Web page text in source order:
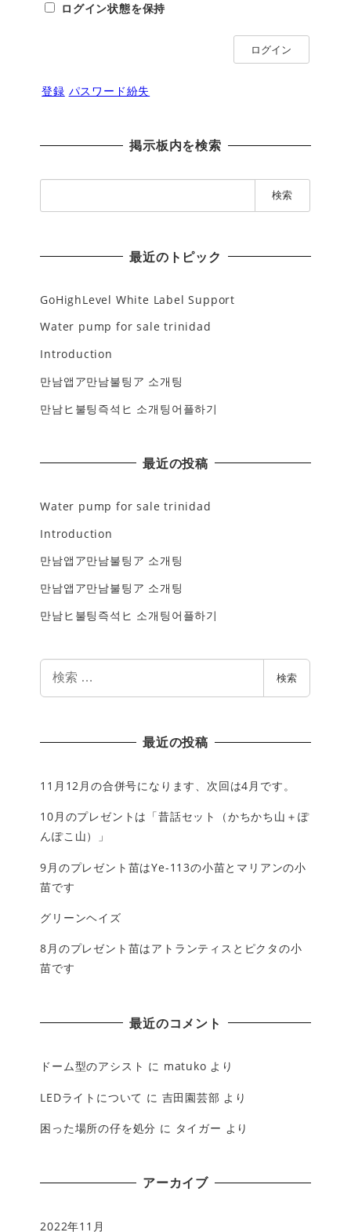
ログイン状態を保持
ログイン
登録 パスワード紛失
掲示板内を検索
索
最近のトピック
GoHighLevel White Label Support
Water pump for sale trinidad
Introduction
만남앱ア만남불팅ア 소개팅
만남ヒ불팅즉석ヒ 소개팅어플하기
最近の投稿
Water pump for sale trinidad
Introduction
만남앱ア만남불팅ア 소개팅
만남앱ア만남불팅ア 소개팅
만남ヒ불팅즉석ヒ 소개팅어플하기
検索
最近の投稿
11月12月の合併号になります、次回は4月です。
10月のプレゼントは「昔話セット（かちかち山＋ぽ
んぽこ山）」
9月のプレゼント苗はYe-113の小苗とマリアンの小
苗です
グリーンヘイズ
8月のプレゼント苗はアトランティスとピクタの小
苗です
最近のコメント
ドーム型のアシスト に matuko より
LEDライトについて に 吉田園芸部 より
困った場所の仔を処分 に タイガー より
アーカイブ
2022年11月